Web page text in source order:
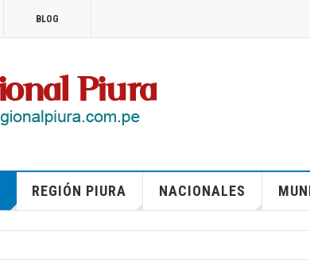
BLOG
REGIÓN PIURA NACIONALES